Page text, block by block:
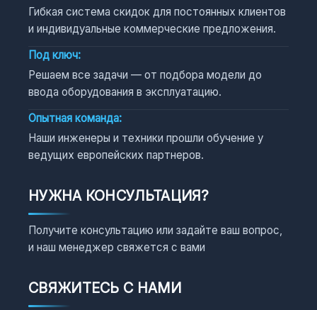
Гибкая система скидок для постоянных клиентов
и индивидуальные коммерческие предложения.
Под ключ:
Решаем все задачи — от подбора модели до
ввода оборудования в эксплуатацию.
Опытная команда:
Наши инженеры и техники прошли обучение у
ведущих европейских партнеров.
НУЖНА КОНСУЛЬТАЦИЯ?
Получите консультацию или задайте ваш вопрос,
и наш менеджер свяжется с вами
СВЯЖИТЕСЬ С НАМИ